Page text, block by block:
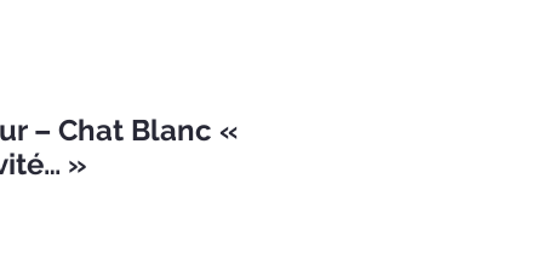
– Chat Blanc «
»